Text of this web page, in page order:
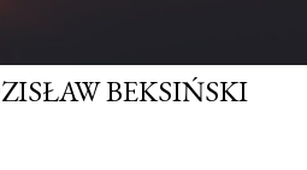
BEKSIŃSKI